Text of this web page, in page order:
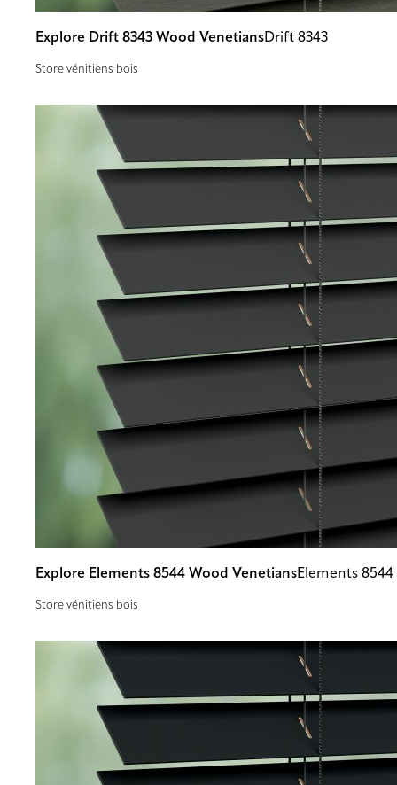
Explore Drift 8343 Wood VenetiansDrift 8343
Store vénitiens bois
Explore Elements 8544 Wood VenetiansElements 8544
Store vénitiens bois